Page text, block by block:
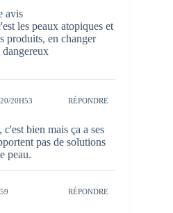
avis
les peaux atopiques et
produits, en changer
20H53 RÉPONDRE
bien mais ça a ses
pas de solutions
peau.
RÉPONDRE